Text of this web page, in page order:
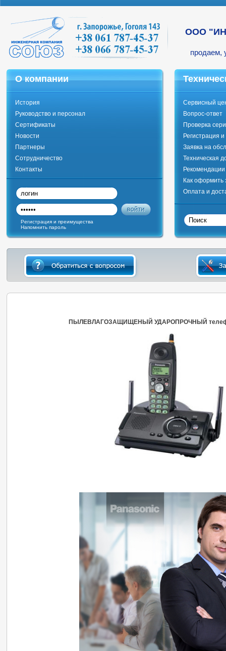
ООО
продаем,
О компании
История
Руководство и персонал
Сертификаты
Новости
Партнеры
Сотрудничество
Контакты
Сервисный
Вопрос-ответ
Проверка
Регистрация
Заявка на
Техническая
Как оформить
Оплата и
Регистрация и преимущества
Напомнить пароль
ПЫЛЕВЛАГОЗАЩИЩЕНЫЙ УДАРОПРОЧНЫЙ